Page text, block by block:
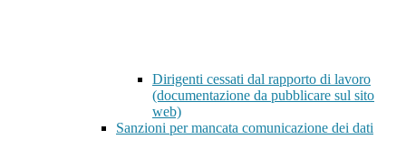
Dirigenti cessati dal rapporto di lavoro
(documentazione da pubblicare sul sito
web)
Sanzioni per mancata comunicazione dei dati